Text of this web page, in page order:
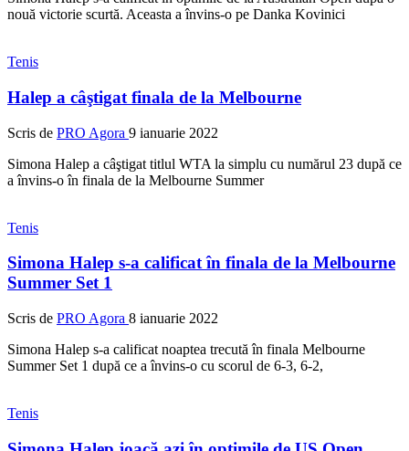
nouă victorie scurtă. Aceasta a învins-o pe Danka Kovinici
Tenis
Halep a câştigat finala de la Melbourne
Scris de PRO Agora 9 ianuarie 2022
Simona Halep a câştigat titlul WTA la simplu cu numărul 23 după ce
a învins-o în finala de la Melbourne Summer
Tenis
Simona Halep s-a calificat în finala de la Melbourne
Summer Set 1
Scris de PRO Agora 8 ianuarie 2022
Simona Halep s-a calificat noaptea trecută în finala Melbourne
Summer Set 1 după ce a învins-o cu scorul de 6-3, 6-2,
Tenis